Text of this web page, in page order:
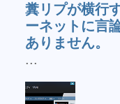
糞リプが横行
ーネットに言
ありません。
...